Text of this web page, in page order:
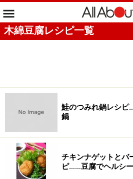
木綿豆腐レシピ一覧
鮭のつみれ鍋レシ
鍋
チキンナゲットとバ
ピ……豆腐でヘルシー